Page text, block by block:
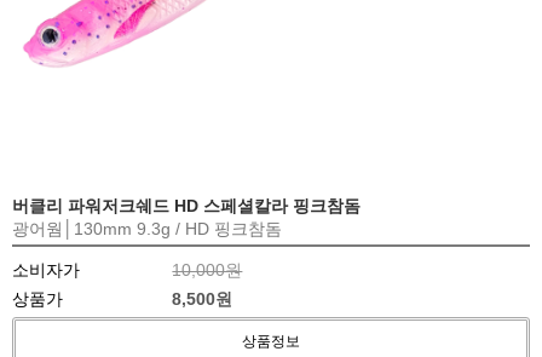
버클리 파워저크쉐드 HD 스페셜칼라 핑크참돔
광어웜│130mm 9.3g / HD 핑크참돔
소비자가
10,000원
상품가
8,500원
상품정보